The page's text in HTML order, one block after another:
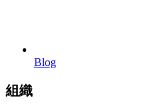
Blog
組織